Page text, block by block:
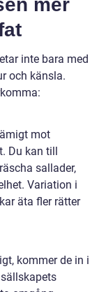
mer
inte bara med
och känsla.
mot
Du kan till
sallader,
Variation i
äta fler rätter
kommer de in i